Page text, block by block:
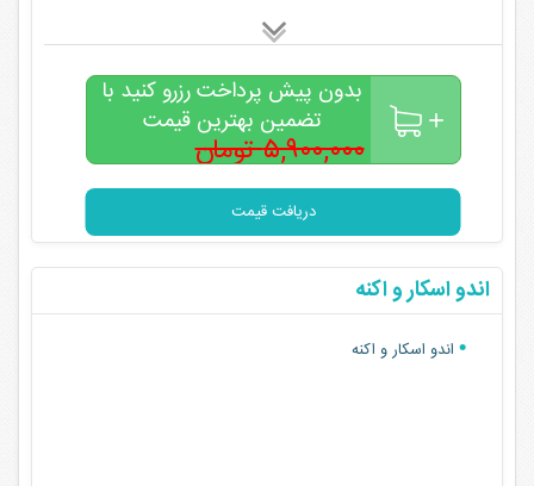
بدون پیش پرداخت رزرو کنید با
تضمین بهترین قیمت
۵,۹۰۰,۰۰۰ تومان
۴,۹۰۰,۰۰۰تومان
دریافت قیمت
اندو اسکار و اکنه
اندو اسکار و اکنه